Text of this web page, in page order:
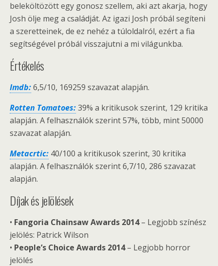
beleköltözött egy gonosz szellem, aki azt akarja, hogy
Josh ölje meg a családját. Az igazi Josh próbál segíteni
a szeretteinek, de ez nehéz a túloldalról, ezért a fia
segítségével próbál visszajutni a mi világunkba.
Értékelés
Imdb:6,5/10, 169259 szavazat alapján.
Rotten Tomatoes:39% a kritikusok szerint, 129 kritika
alapján. A felhasználók szerint 57%, több, mint 50000
szavazat alapján.
Metacrtic: 40/100 a kritikusok szerint, 30 kritika
alapján. A felhasználók szerint 6,7/10, 286 szavazat
alapján.
Díjak és jelölések
• Fangoria Chainsaw Awards 2014– Legjobb színész
jelölés: Patrick Wilson
• People’s Choice Awards 2014– Legjobb horror
jelölés